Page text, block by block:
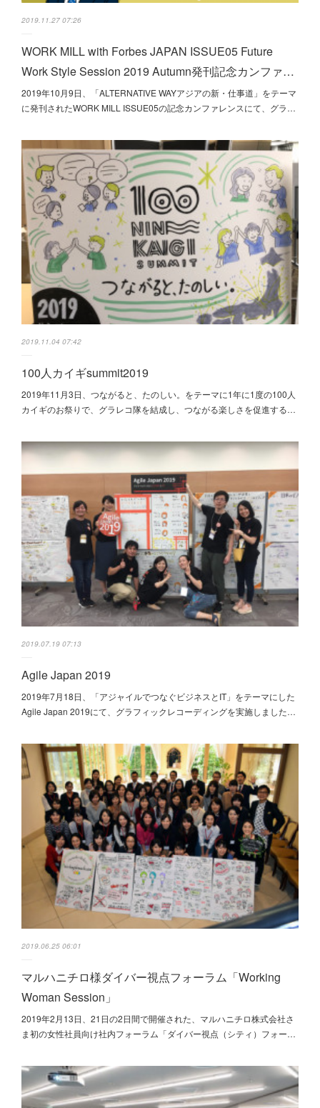
2019.11.27 07:26
WORK MILL with Forbes JAPAN ISSUE05 Future
Work Style Session 2019 Autumn発刊記念カンファ…
2019年10月9日、「ALTERNATIVE WAYアジアの新・仕事道」をテーマ
に発刊されたWORK MILL ISSUE05の記念カンファレンスにて、グラ…
2019.11.04 07:42
100人カイギsummit2019
2019年11月3日、つながると、たのしい。をテーマに1年に1度の100人
カイギのお祭りで、グラレコ隊を結成し、つながる楽しさを促進する…
2019.07.19 07:13
Agile Japan 2019
2019年7月18日、「アジャイルでつなぐビジネスとIT」をテーマにした
Agile Japan 2019にて、グラフィックレコーディングを実施しました…
2019.06.25 06:01
マルハニチロ様ダイバー視点フォーラム「Working
Woman Session」
2019年2月13日、21日の2日間で開催された、マルハニチロ株式会社さ
ま初の女性社員向け社内フォーラム「ダイバー視点（シティ）フォー…